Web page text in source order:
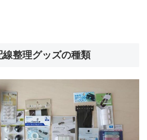
線整理グッズの種類